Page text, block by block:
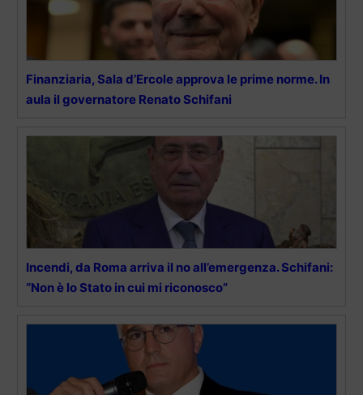
Finanziaria, Sala d’Ercole approva le prime norme. In
aula il governatore Renato Schifani
Incendi, da Roma arriva il no all’emergenza. Schifani:
“Non è lo Stato in cui mi riconosco”